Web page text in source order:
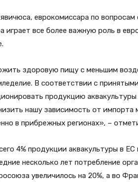
еврокомиссара по
играет все более важную роль в
здоровую пищу с меньшим
В соответствии с
продукцию аквакультуры
нашу зависимость от
в прибрежных регионах», –
4% продукции аквакультуры в
несколько лет потребление
увеличилось на 20%, а во